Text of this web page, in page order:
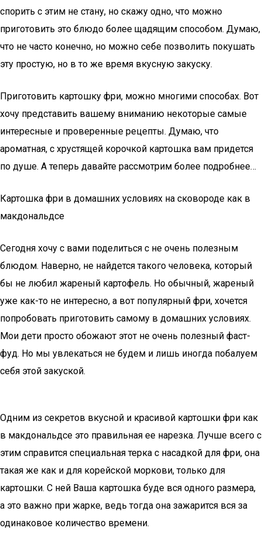
спорить с этим не стану, но скажу одно, что можно
приготовить это блюдо более щадящим способом. Думаю,
что не часто конечно, но можно себе позволить покушать
эту простую, но в то же время вкусную закуску.
Приготовить картошку фри, можно многими способах. Вот
хочу представить вашему вниманию некоторые самые
интересные и проверенные рецепты. Думаю, что
ароматная, с хрустящей корочкой картошка вам придется
по душе. А теперь давайте рассмотрим более подробнее…
Картошка фри в домашних условиях на сковороде как в
макдональдсе
Сегодня хочу с вами поделиться с не очень полезным
блюдом. Наверно, не найдется такого человека, который
бы не любил жареный картофель. Но обычный, жареный
уже как-то не интересно, а вот популярный фри, хочется
попробовать приготовить самому в домашних условиях.
Мои дети просто обожают этот не очень полезный фаст-
фуд. Но мы увлекаться не будем и лишь иногда побалуем
себя этой закуской.
Одним из секретов вкусной и красивой картошки фри как
в макдональдсе это правильная ее нарезка. Лучше всего с
этим справится специальная терка с насадкой для фри, она
такая же как и для корейской моркови, только для
картошки. С ней Ваша картошка буде вся одного размера,
а это важно при жарке, ведь тогда она зажарится вся за
одинаковое количество времени.